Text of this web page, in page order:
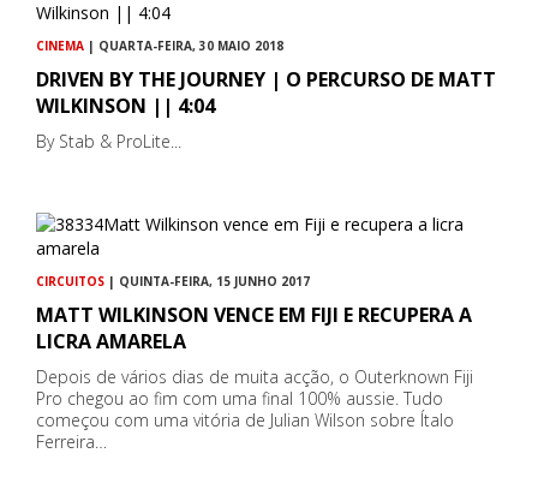
CINEMA | QUARTA-FEIRA, 30 MAIO 2018
DRIVEN BY THE JOURNEY | O PERCURSO DE MATT
WILKINSON || 4:04
By Stab & ProLite...
CIRCUITOS | QUINTA-FEIRA, 15 JUNHO 2017
MATT WILKINSON VENCE EM FIJI E RECUPERA A
LICRA AMARELA
Depois de vários dias de muita acção, o Outerknown Fiji
Pro chegou ao fim com uma final 100% aussie. Tudo
começou com uma vitória de Julian Wilson sobre Ítalo
Ferreira…